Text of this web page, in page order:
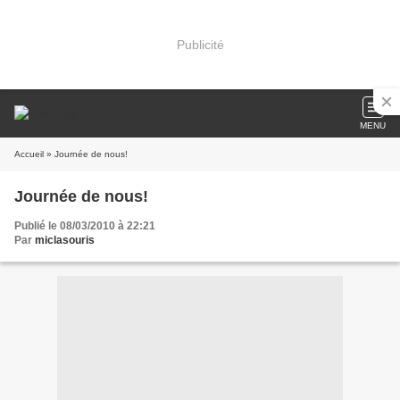
Publicité
MENU
Accueil » Journée de nous!
Journée de nous!
Publié le 08/03/2010 à 22:21
Par miclasouris